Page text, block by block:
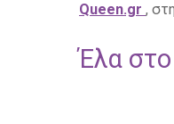
Queen.gr ,
Έλα